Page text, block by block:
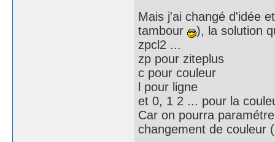
Mais j'ai changé d'idée
tambour
), la solution
zpcl2 ...
zp pour ziteplus
c pour couleur
l pour ligne
et 0, 1 2 ... pour la
Car on pourra
changement de couleur